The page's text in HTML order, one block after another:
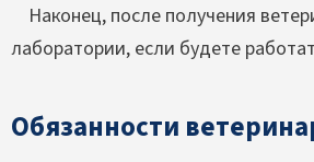
Наконец, после получения
лаборатории, если будете
Обязанности